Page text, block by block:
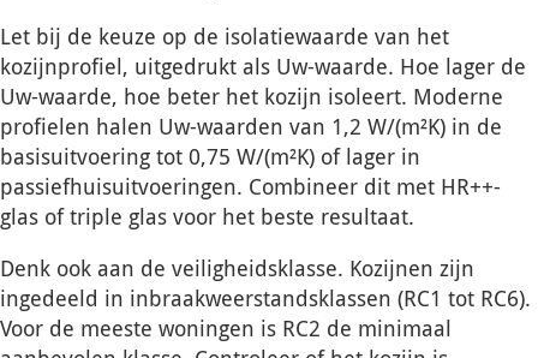
Let bij de keuze op de isolatiewaarde van het
kozijnprofiel, uitgedrukt als Uw-waarde. Hoe lager de
Uw-waarde, hoe beter het kozijn isoleert. Moderne
profielen halen Uw-waarden van 1,2 W/(m²K) in de
basisuitvoering tot 0,75 W/(m²K) of lager in
passiefhuisuitvoeringen. Combineer dit met HR++-
glas of triple glas voor het beste resultaat.
Denk ook aan de veiligheidsklasse. Kozijnen zijn
ingedeeld in inbraakweerstandsklassen (RC1 tot RC6).
Voor de meeste woningen is RC2 de minimaal